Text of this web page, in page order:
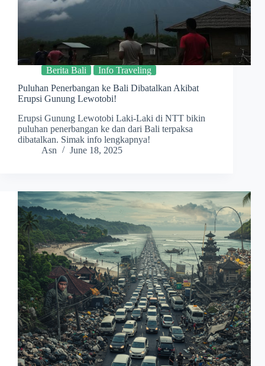
Berita Bali
Info Traveling
Puluhan Penerbangan ke Bali Dibatalkan Akibat
Erupsi Gunung Lewotobi!
Erupsi Gunung Lewotobi Laki-Laki di NTT bikin
puluhan penerbangan ke dan dari Bali terpaksa
dibatalkan. Simak info lengkapnya!
Asn
June 18, 2025